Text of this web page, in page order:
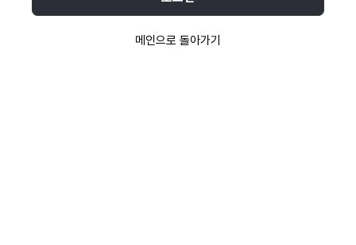
메인으로 돌아가기